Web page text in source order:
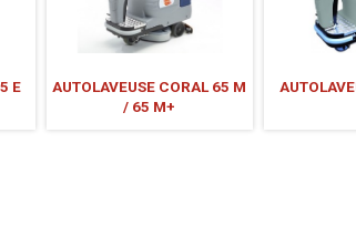
E
AUTOLAVEUSE CORAL 65 M
/ 65 M+